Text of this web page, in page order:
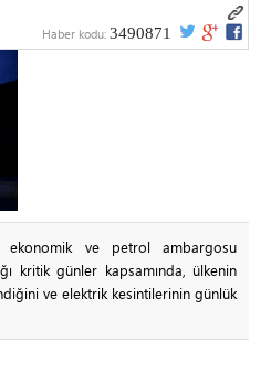
Haber kodu: 3490871
ekonomik ve petrol ambargosu
kritik günler kapsamında, ülkenin
ve elektrik kesintilerinin günlük